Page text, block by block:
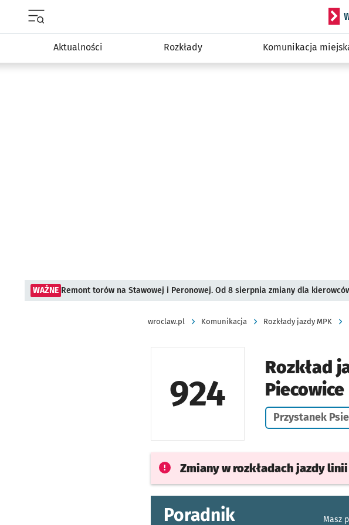
Aktualności Rozkłady Komunikacja
WAŻNE Remont torów na Stawowej i Peronowej. Od 8 sierpnia zmiany dla
wroclaw.pl Komunikacja Rozkłady jazdy MPK
924
Rozkład
Piecowice
Przystanek
Zmiany w rozkładach jazdylinii
Poradnik
Masz